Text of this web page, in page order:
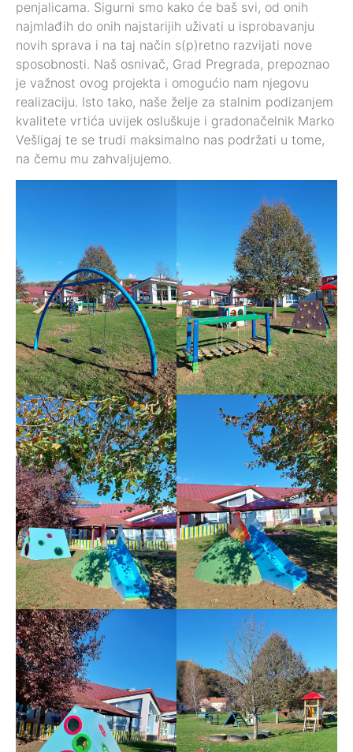
penjalicama. Sigurni smo kako će baš svi, od onih
najmlađih do onih najstarijih uživati u isprobavanju
novih sprava i na taj način s(p)retno razvijati nove
sposobnosti. Naš osnivač, Grad Pregrada, prepoznao
je važnost ovog projekta i omogućio nam njegovu
realizaciju. Isto tako, naše želje za stalnim podizanjem
kvalitete vrtića uvijek osluškuje i gradonačelnik Marko
Vešligaj te se trudi maksimalno nas podržati u tome,
na čemu mu zahvaljujemo.